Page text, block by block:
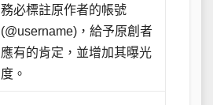
務必標註原作者的帳號
(@username)，給予原創者
應有的肯定，並增加其曝光
度。